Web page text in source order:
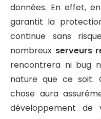
données. En effet,
garantit la
continue sans
nombreux serveurs
rencontrera ni bug
nature que ce soit.
chose aura
développement de